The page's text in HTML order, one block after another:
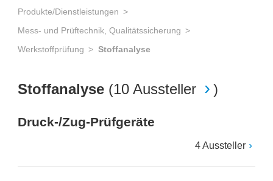
Produkte/Dienstleistungen
Mess- und Prüftechnik, Qualitätssicherung
Werkstoffprüfung
Stoffanalyse
Stoffanalyse (10 Aussteller )
Druck-/Zug-Prüfgeräte
4 Aussteller